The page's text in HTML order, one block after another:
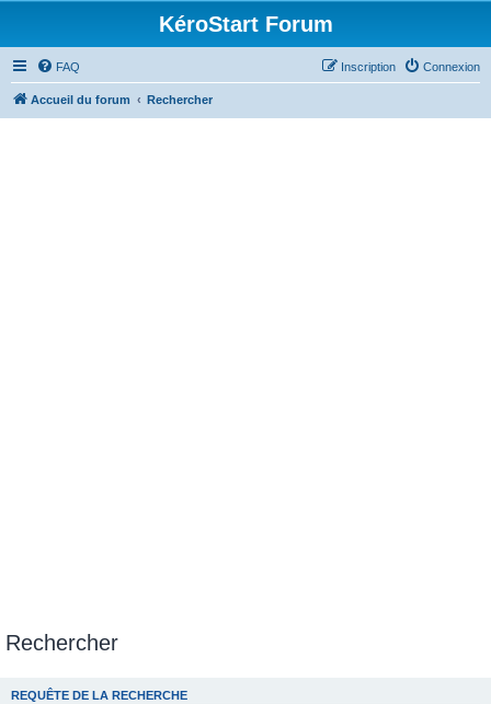
KéroStart Forum
FAQ Connexion
Inscription
Accueil du forum Rechercher
Rechercher
REQUÊTE DE LA RECHERCHE